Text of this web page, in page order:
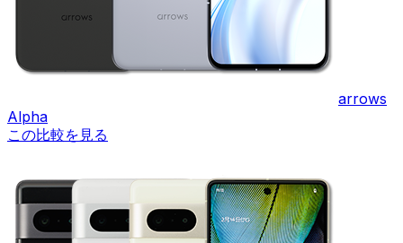
arrows
Alpha
この比較を見る